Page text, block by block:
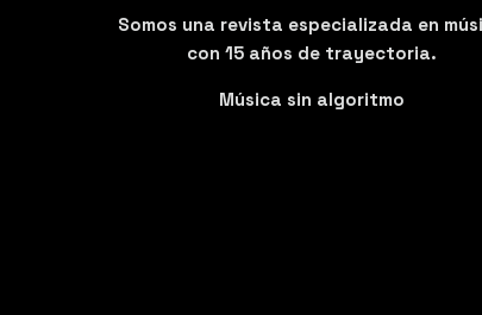
Somos una revista especializada en
con 15 años de trayectoria.
Música sin algoritmo